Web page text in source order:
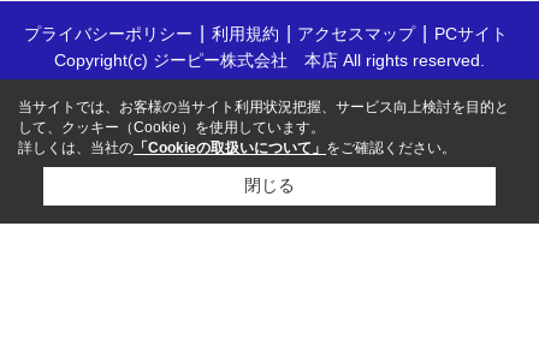
プライバシーポリシー 利用規約 アクセスマップ
PCサイト
Copyright(c) ジーピー株式会社 本店 All rights reserved.
当サイトでは、お客様の当サイト利用状況把握、サービス向上検討を目的と
して、クッキー（Cookie）を使用しています。
詳しくは、当社の 「Cookieの取扱いについて」 をご確認ください。
閉じる